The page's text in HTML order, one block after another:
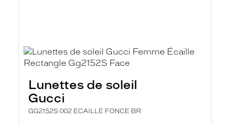
Lunettes de soleil
Gucci
GG2152S 002 ECAILLE FONCE BR